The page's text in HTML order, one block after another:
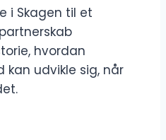
i Skagen til et
hvordan
udvikle sig, når